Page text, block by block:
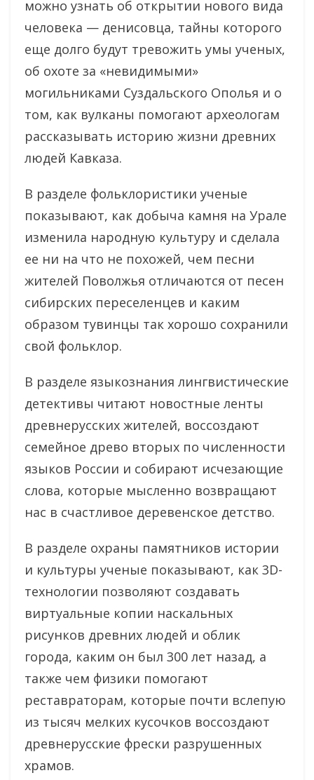
можно узнать об открытии нового вида
человека — денисовца, тайны которого
еще долго будут тревожить умы ученых,
об охоте за «невидимыми»
могильниками Суздальского Ополья и о
том, как вулканы помогают археологам
рассказывать историю жизни древних
людей Кавказа.
В разделе фольклористики ученые
показывают, как добыча камня на Урале
изменила народную культуру и сделала
ее ни на что не похожей, чем песни
жителей Поволжья отличаются от песен
сибирских переселенцев и каким
образом тувинцы так хорошо сохранили
свой фольклор.
В разделе языкознания лингвистические
детективы читают новостные ленты
древнерусских жителей, воссоздают
семейное древо вторых по численности
языков России и собирают исчезающие
слова, которые мысленно возвращают
нас в счастливое деревенское детство.
В разделе охраны памятников истории
и культуры ученые показывают, как 3D-
технологии позволяют создавать
виртуальные копии наскальных
рисунков древних людей и облик
города, каким он был 300 лет назад, а
также чем физики помогают
реставраторам, которые почти вслепую
из тысяч мелких кусочков воссоздают
древнерусские фрески разрушенных
храмов.